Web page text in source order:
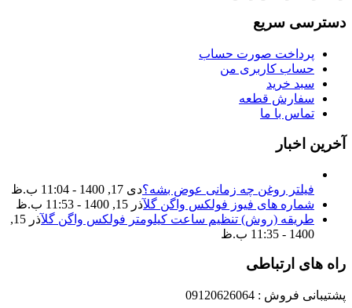
دسترسی سریع
پرداخت صورت حساب
حساب کاربری من
سبد خرید
سفارش قطعه
تماس با ما
آخرین اخبار
فیلتر روغن چه زمانی عوض بشه؟دی 17, 1400 - 11:04 ب.ظ
شماره های فیوز فولکس واگن گلآذر 15, 1400 - 11:53 ب.ظ
طریقه (روش) تنظیم ساعت کیلومتر فولکس واگن گل
آذر 15,
1400 - 11:35 ب.ظ
راه های ارتباطی
پشتیبانی فروش : 09120626064